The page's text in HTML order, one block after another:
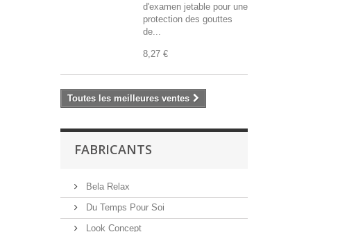
d'examen jetable pour une
protection des gouttes
de...
8,27 €
Toutes les meilleures ventes
FABRICANTS
Bela Relax
Du Temps Pour Soi
Look Concept